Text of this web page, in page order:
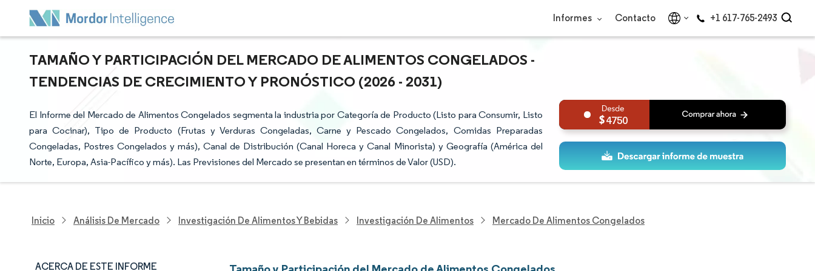
Informes Contacto +1 617-765-2493
TAMAÑO Y PARTICIPACIÓN DEL MERCADO DE ALIMENTOS CONGELADOS -
TENDENCIAS DE CRECIMIENTO Y PRONÓSTICO (2026 - 2031)
El Informe del Mercado de Alimentos Congelados segmenta la industria por Categoría de Producto (Listo para Consumir, Listo
para Cocinar), Tipo de Producto (Frutas y Verduras Congeladas, Carne y Pescado Congelados, Comidas Preparadas
Congeladas, Postres Congelados y más), Canal de Distribución (Canal Horeca y Canal Minorista) y Geografía (América del
Norte, Europa, Asia-Pacífico y más). Las Previsiones del Mercado se presentan en términos de Valor (USD).
4750
Inicio Análisis De Mercado Investigación De Alimentos Y Bebidas Investigación De Alimentos Mercado De Alimentos Congelados
ACERCA DE ESTE INFORME